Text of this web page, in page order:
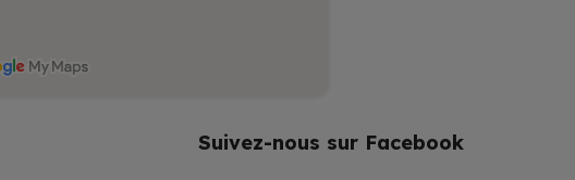
Suivez-nous sur Facebook